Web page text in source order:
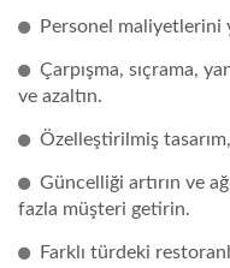
Personel maliyetlerini
Çarpışma, sıçrama,
ve azaltın.
Özelleştirilmiş
Güncelliği artırın ve
fazla müşteri getirin.
Farklı türdeki